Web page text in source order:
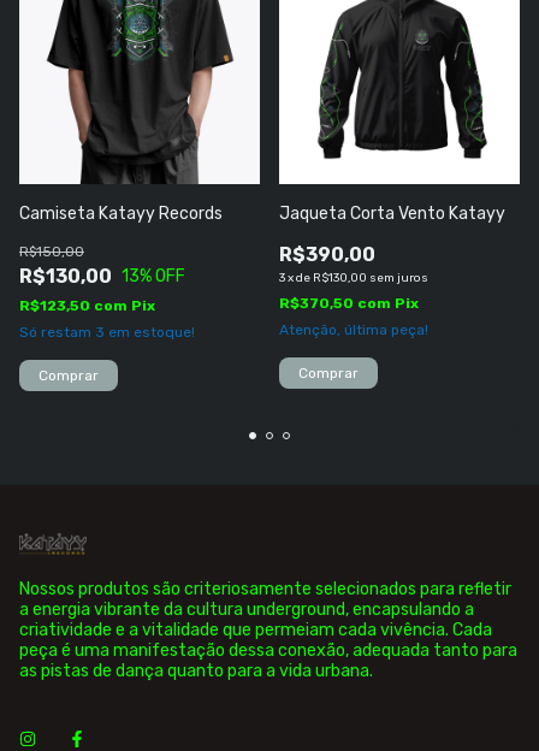
Camiseta Katayy Records
R$130,00
R$150,00
13% OFF
R$123,50 com Pix
Só restam 3 em estoque!
Comprar
Jaqueta Corta Vento Katayy
R$390,00
3xde R$130,00 sem juros
R$370,50 com Pix
Atenção, última peça!
Comprar
Nossos produtos são criteriosamente selecionados para refletir
a energia vibrante da cultura underground, encapsulando a
criatividade e a vitalidade que permeiam cada vivência. Cada
peça é uma manifestação dessa conexão, adequada tanto para
as pistas de dança quanto para a vida urbana.